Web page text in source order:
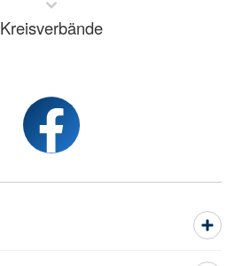
Kreisverbände